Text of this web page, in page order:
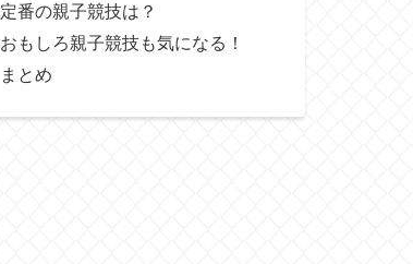
定番の親子競技は？
おもしろ親子競技も気になる！
まとめ